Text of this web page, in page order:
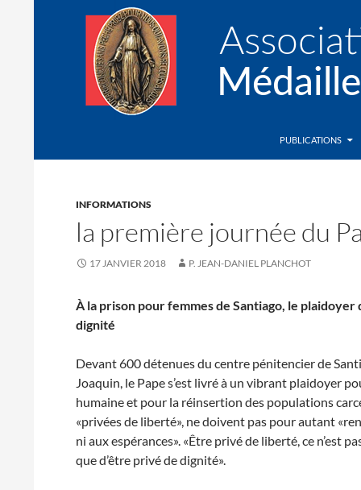
Association de la Médaille MiraculeusePUBLICATIONS
INFORMATIONS
la première journée du
17 JANVIER 2018 P. JEAN-DANIEL PLANCHOT
À la prison pour femmes de Santiago, le plaidoyer
dignité
Devant 600 détenues du centre pénitencier de
Joaquin, le Pape s’est livré à un vibrant plaidoyer
humaine et pour la réinsertion des populations
«privées de liberté», ne doivent pas pour autant
ni aux espérances». «Être privé de liberté, ce n’est
que d’être privé de dignité».